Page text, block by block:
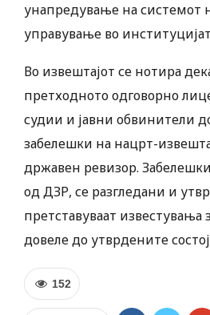
унапредување на системот
управување во
Во извештајот се нотира
претходното одговорно
судии и јавни обвинители
забелешки на нацрт-
државен ревизор.
од ДЗР, се разгледани и
претставуваат
довеле до утврдените
152